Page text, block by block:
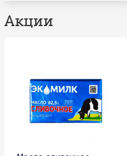
Акции